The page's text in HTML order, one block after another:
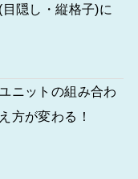
隠し・縦格子)に
ニットの組み合わ
方が変わる！